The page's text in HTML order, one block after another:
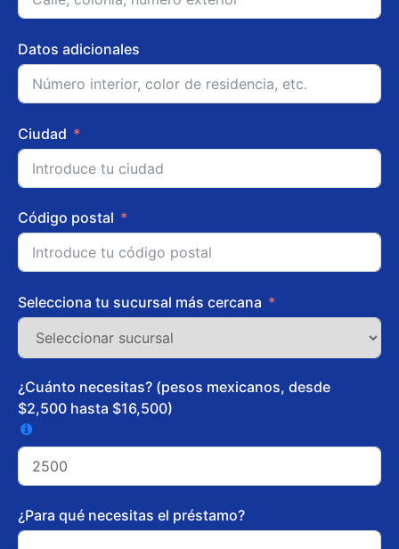
Datos adicionales
Ciudad
Código postal
Selecciona tu sucursal más cercana
¿Cuánto necesitas? (pesos mexicanos, desde
$2,500 hasta $16,500)
¿Para qué necesitas el préstamo?